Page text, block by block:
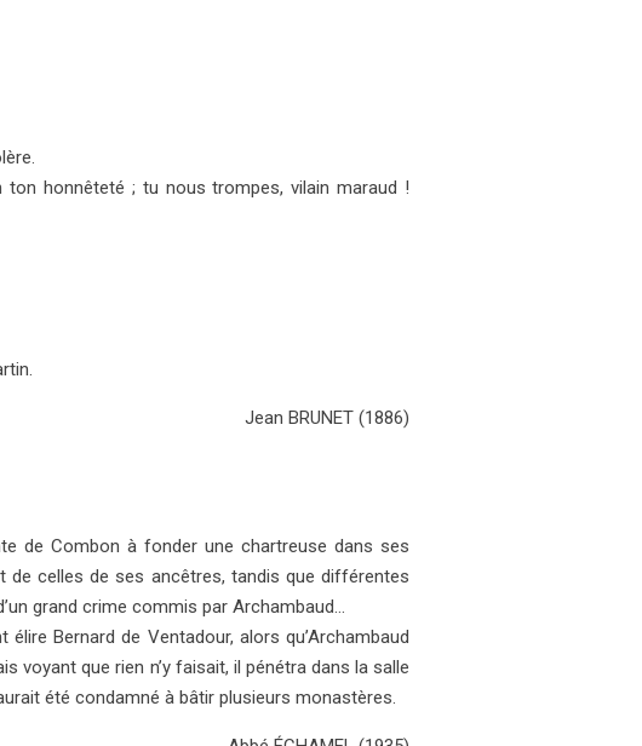
honnêteté ; tu nous trompes, vilain maraud !
Jean BRUNET (1886)
de Combon à fonder une chartreuse dans ses
celles de ses ancêtres, tandis que différentes
grand crime commis par Archambaud…
Bernard de Ventadour, alors qu’Archambaud
voyant que rien n’y faisait, il pénétra dans la salle
été condamné à bâtir plusieurs monastères.